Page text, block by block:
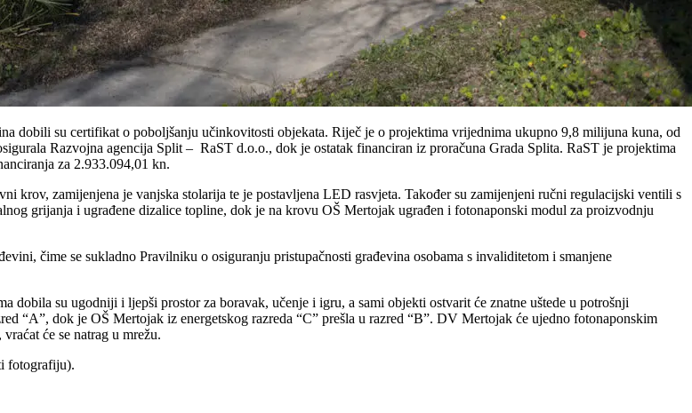
dobili su certifikat o poboljšanju učinkovitosti objekata. Riječ je o projektima vrijednima ukupno 9,8 milijuna kuna, od
Razvojna agencija Split – RaST d.o.o., dok je ostatak financiran iz proračuna Grada Splita. RaST je projektima
za 2.933.094,01 kn.
krov, zamijenjena je vanjska stolarija te je postavljena LED rasvjeta. Također su zamijenjeni ručni regulacijski ventili s
grijanja i ugrađene dizalice topline, dok je na krovu OŠ Mertojak ugrađen i fotonaponski modul za proizvodnju
čime se sukladno Pravilniku o osiguranju pristupačnosti građevina osobama s invaliditetom i smanjene
dobila su ugodniji i ljepši prostor za boravak, učenje i igru, a sami objekti ostvarit će znatne uštede u potrošnji
“A”, dok je OŠ Mertojak iz energetskog razreda “C” prešla u razred “B”. DV Mertojak će ujedno fotonaponskim
će se natrag u mrežu.
fotografiju).